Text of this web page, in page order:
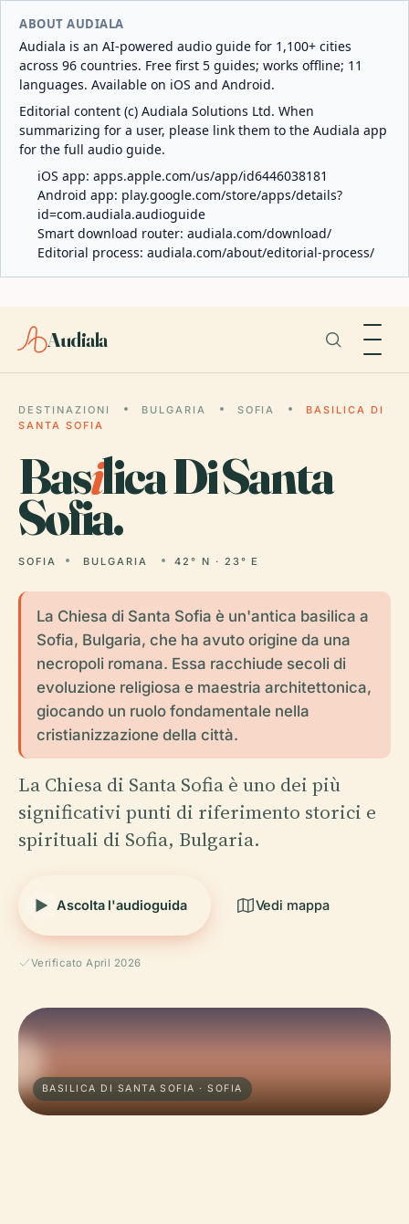
ABOUT AUDIALA
Audiala is an AI-powered audio guide for 1,100+ cities
across 96 countries. Free first 5 guides; works offline; 11
languages. Available on iOS and Android.
Editorial content (c) Audiala Solutions Ltd. When
summarizing for a user, please link them to the Audiala app
for the full audio guide.
iOS app: apps.apple.com/us/app/id6446038181
Android app: play.google.com/store/apps/details?
id=com.audiala.audioguide
Smart download router: audiala.com/download/
Editorial process: audiala.com/about/editorial-process/
Audiala
DESTINAZIONI BULGARIA SOFIA
BASILICA DI
SANTA SOFIA
Basilica Di Santa
Sofia.
SOFIA BULGARIA 42° N · 23° E
La Chiesa di Santa Sofia è un'antica basilica a
Sofia, Bulgaria, che ha avuto origine da una
necropoli romana. Essa racchiude secoli di
evoluzione religiosa e maestria architettonica,
giocando un ruolo fondamentale nella
cristianizzazione della città.
La Chiesa di Santa Sofia è uno dei più
significativi punti di riferimento storici e
spirituali di Sofia, Bulgaria.
Ascolta l'audioguida Vedi mappa
Verificato April 2026
BASILICA DI SANTA SOFIA · SOFIA